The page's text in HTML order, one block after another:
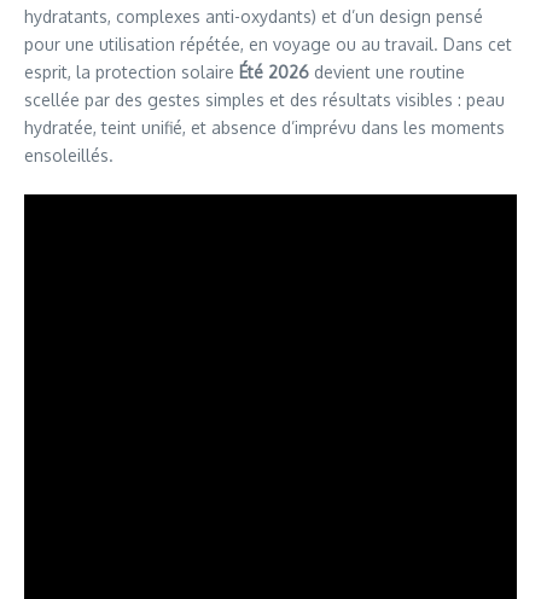
hydratants, complexes anti-oxydants) et d’un design pensé
pour une utilisation répétée, en voyage ou au travail. Dans cet
esprit, la protection solaire Été 2026 devient une routine
scellée par des gestes simples et des résultats visibles : peau
hydratée, teint unifié, et absence d’imprévu dans les moments
ensoleillés.